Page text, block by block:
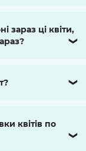
зараз ці квіти,
❯
❯
квітів по
❯